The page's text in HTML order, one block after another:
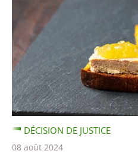
DÉCISION DE JUSTICE
08 août 2024